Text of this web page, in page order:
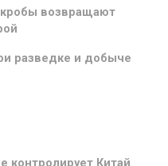
возвращают
разведке и добыче
контролирует Китай